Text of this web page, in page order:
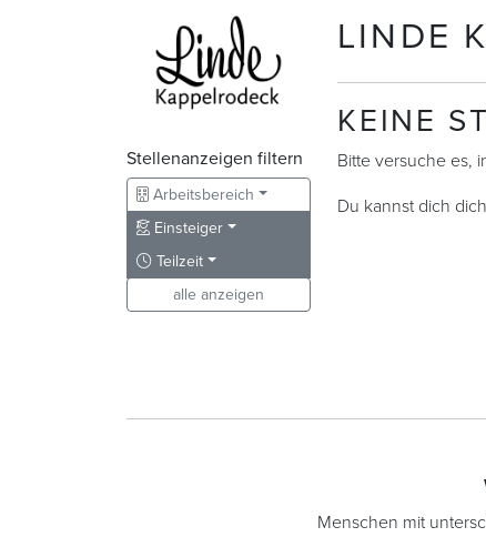
Stellenanzeigen filtern
Arbeitsbereich
Einsteiger
Teilzeit
alle anzeigen
LINDE
KEINE
Bitte versuche es,
Du kannst dich
Menschen mit